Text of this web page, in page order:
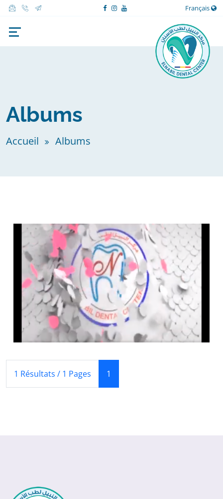
Français
Albums
Accueil Albums
1 Résultats / 1 Pages 1